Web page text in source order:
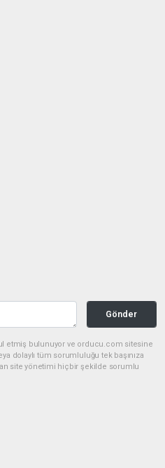
Gönder
etmiş bulunuyor ve orducu.com sitesine
dolaylı tüm sorumluluğu tek başınıza
site yönetimi hiçbir şekilde sorumlu